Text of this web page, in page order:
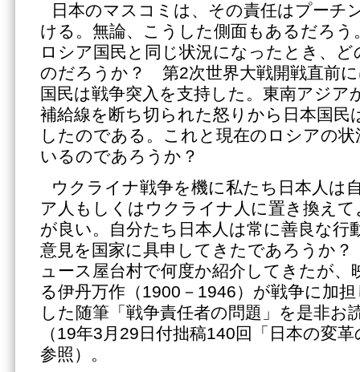
日本のマスコミは、その責任はプーチ
ける。無論、こうした側面もあるだろう
ロシア国民と同じ状況になったとき、
のだろうか？ 第2次世界大戦開戦直前
国民は戦争突入を支持した。東南アジア
補給線を断ち切られた怒りから日本国民
したのである。これと現在のロシアの
いるのであろうか？
ウクライナ戦争を機に私たち日本人は
ア人もしくはウクライナ人に置き換え
が良い。自分たち日本人は常に善良な行
意見を国家に具申してきたであろうか
ュース屋台村で何度か紹介してきたが、
る伊丹万作（1900－1946）が戦争に加
した随筆「戦争責任者の問題」を是非お
（19年3月29日付拙稿140回「日本の変
参照）。